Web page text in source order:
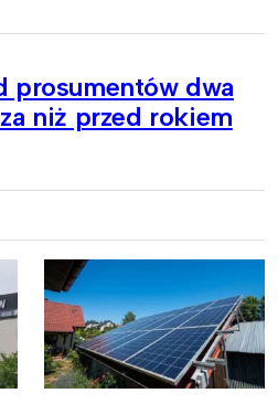
prosumentów dwa
niż przed rokiem